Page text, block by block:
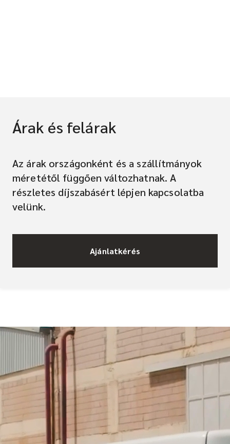
Árak és felárak
Az árak országonként és a szállítmányok
méretétől függően változhatnak. A
részletes díjszabásért lépjen kapcsolatba
velünk.
Ajánlatkérés